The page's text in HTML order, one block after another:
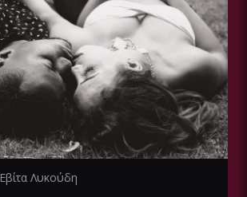
Εβίτα Λυκούδη